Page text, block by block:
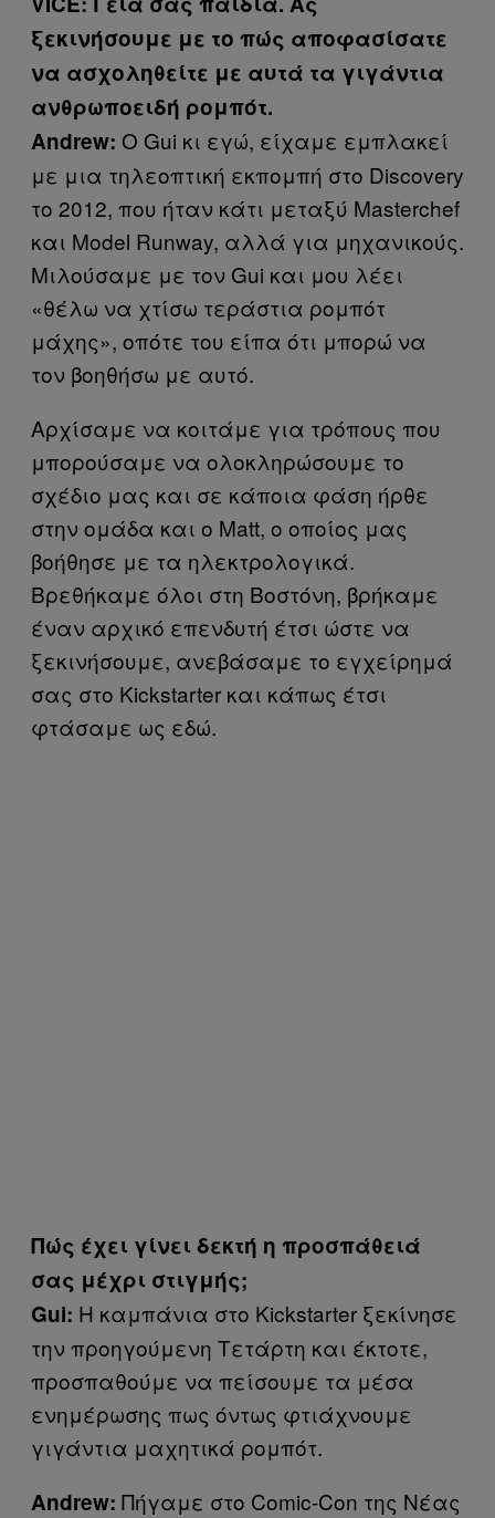
ξεκινήσουμε με το πώς αποφασίσατε
να ασχοληθείτε με αυτά τα γιγάντια
ανθρωποειδή ρομπότ.
Andrew: O Gui κι εγώ, είχαμε εμπλακεί
με μια τηλεοπτική εκπομπή στο Discovery
το 2012, που ήταν κάτι μεταξύ Masterchef
και Model Runway, αλλά για μηχανικούς.
Μιλούσαμε με τον Gui και μου λέει
«θέλω να χτίσω τεράστια ρομπότ
μάχης», οπότε του είπα ότι μπορώ να
τον βοηθήσω με αυτό.
Αρχίσαμε να κοιτάμε για τρόπους που
μπορούσαμε να ολοκληρώσουμε το
σχέδιο μας και σε κάποια φάση ήρθε
στην ομάδα και ο Matt, ο οποίος μας
βοήθησε με τα ηλεκτρολογικά.
Βρεθήκαμε όλοι στη Βοστόνη, βρήκαμε
έναν αρχικό επενδυτή έτσι ώστε να
ξεκινήσουμε, ανεβάσαμε το εγχείρημά
σας στο Kickstarter και κάπως έτσι
φτάσαμε ως εδώ.
Πώς έχει γίνει δεκτή η προσπάθειά
σας μέχρι στιγμής;
Gui: Η καμπάνια στο Kickstarter ξεκίνησε
την προηγούμενη Τετάρτη και έκτοτε,
προσπαθούμε να πείσουμε τα μέσα
ενημέρωσης πως όντως φτιάχνουμε
γιγάντια μαχητικά ρομπότ.
Andrew: Πήγαμε στο Comic-Con της Νέας